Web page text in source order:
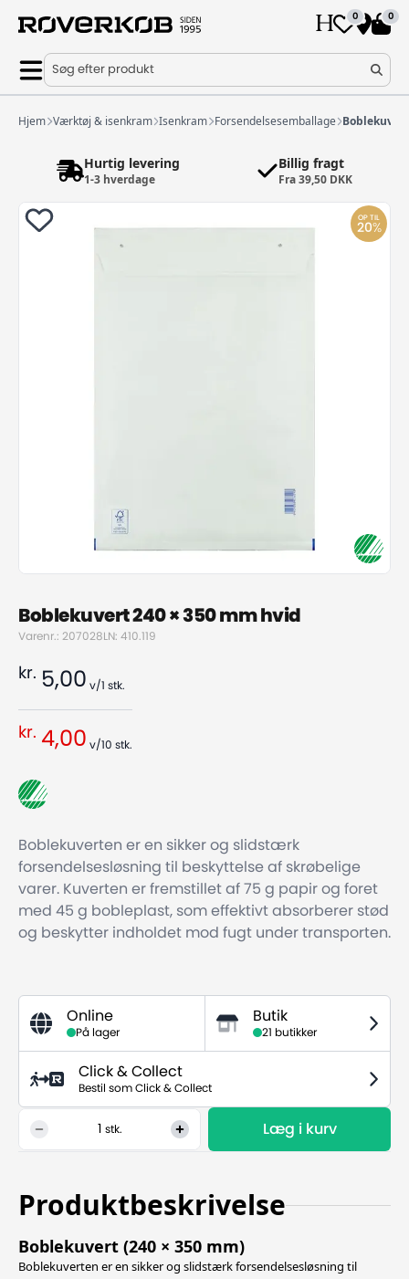
0 0
Søg efter produkt
Hjem Værktøj & isenkram Isenkram Forsendelsesemballage
Hurtig levering
1-3 hverdage
Billig fragt
Fra 39,50 DKK
OP TIL
20%
Boblekuvert 240 × 350 mm hvid
Varenr.: 207028LN: 410.119
kr. 5,00 v/1 stk.
kr. 4,00 v/10 stk.
Boblekuverten er en sikker og slidstærk
forsendelsesløsning til beskyttelse af skrøbelige
varer. Kuverten er fremstillet af 75 g papir og foret
med 45 g bobleplast, som effektivt absorberer stød
og beskytter indholdet mod fugt under transporten.
Online
På lager
Butik
21 butikker
Click & Collect
Bestil som Click & Collect
stk. Læg i kurv
Produktbeskrivelse
Boblekuvert (240 × 350 mm)
Boblekuverten er en sikker og slidstærk forsendelsesløsning til